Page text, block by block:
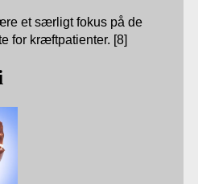
et særligt fokus på de
for kræftpatienter. [8]